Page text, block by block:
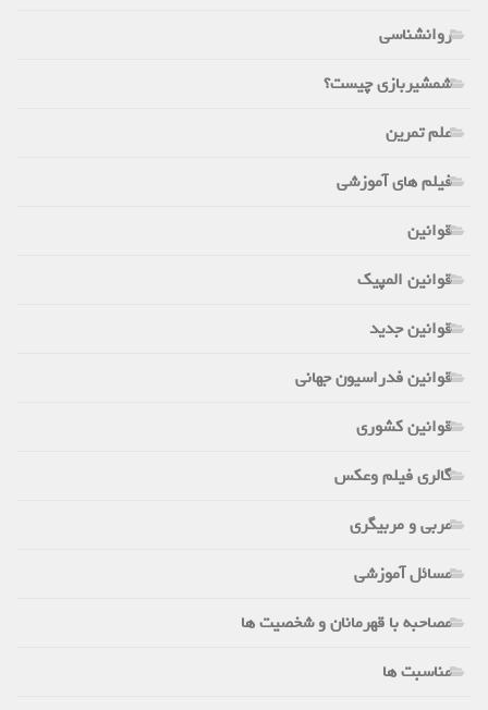
روانشناسی
شمشیربازی چیست؟
علم تمرین
فیلم های آموزشی
قوانین
قوانین المپیک
قوانین جدید
قوانین فدراسیون جهانی
قوانین کشوری
گالری فیلم وعکس
مربی و مربیگری
مسائل آموزشی
مصاحبه با قهرمانان و شخصیت ها
مناسبت ها